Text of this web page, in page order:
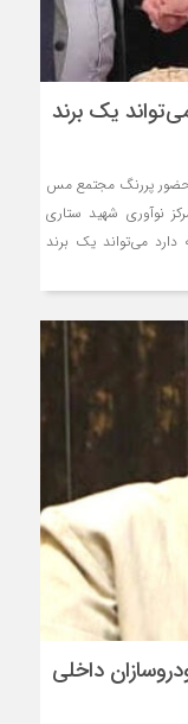
یک برند
حضور پررنگ مجتمع مس
نوآوری شهید ستاری
می‌تواند یک برند
داخلی